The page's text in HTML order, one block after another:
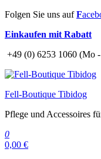
Zum
springen
Folgen Sie uns aufF
Einkaufen mit Rabatt
+49 (0) 6253 1060 (Mo
Fell-Boutique Tibidog
Pflege und Accessoires
0
0,00 €